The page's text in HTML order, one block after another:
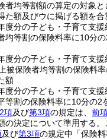
者均等割額の算定の対象
た額及びウに掲げる額を合
分の子ども・子育て支援
均等割の保険料率に10分
分の子ども・子育て支援
被保険者均等割の保険料
額
分の子ども・子育て支援
等割の保険料率に10分の2
項及び第3項の規定は、 前
の決定について準用する。
及び第3項の規定中「保険